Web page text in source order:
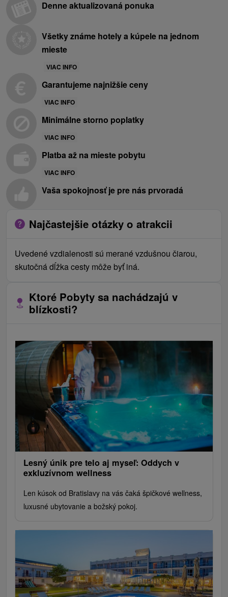
Denne aktualizovaná ponuka
Všetky známe hotely a kúpele na jednom
mieste
VIAC INFO
Garantujeme najnižšie ceny
VIAC INFO
Minimálne storno poplatky
VIAC INFO
Platba až na mieste pobytu
VIAC INFO
Vaša spokojnosť je pre nás prvoradá
Najčastejšie otázky o atrakcii
Uvedené vzdialenosti sú merané vzdušnou čiarou,
skutočná dĺžka cesty môže byť iná.
Ktoré Pobyty sa nachádzajú v
blízkosti?
Lesný únik pre telo aj myseľ: Oddych v
exkluzívnom wellness
Len kúsok od Bratislavy na vás čaká špičkové wellness,
luxusné ubytovanie a božský pokoj.